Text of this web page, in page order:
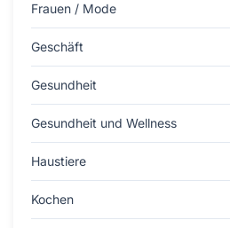
Frauen / Mode
Geschäft
Gesundheit
Gesundheit und Wellness
Haustiere
Kochen